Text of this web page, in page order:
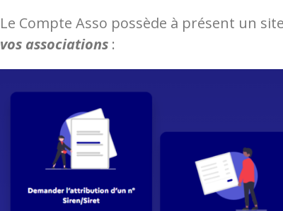
Le Compte Asso possède à présent un
vos associations :